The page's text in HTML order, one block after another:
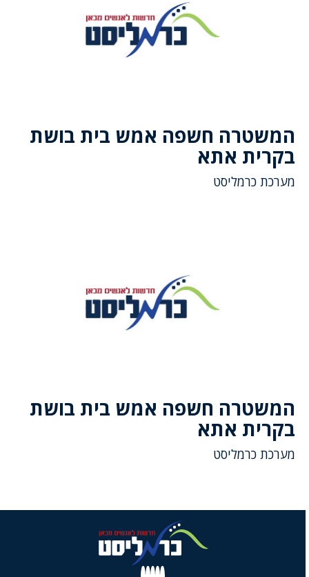
המשטרה חשפה אמש בית בושת
בקרית אתא
מערכת כרמליסט
המשטרה חשפה אמש בית בושת
בקרית אתא
מערכת כרמליסט